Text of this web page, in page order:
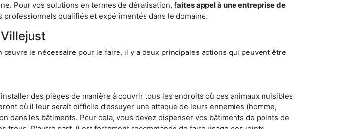
Pour vos solutions en termes de dératisation, faites appel à une entreprise de
qualifiés et expérimentés dans le domaine.
le nécessaire pour le faire, il y a deux principales actions qui peuvent être
des pièges de manière à couvrir tous les endroits où ces animaux nuisibles
où il leur serait difficile d’essuyer une attaque de leurs ennemies (homme,
dans les bâtiments. Pour cela, vous devez dispenser vos bâtiments de points de